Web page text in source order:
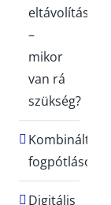
eltávolítása
–
mikor
van rá
szükség?
Kombinált
fogpótlások
Digitális